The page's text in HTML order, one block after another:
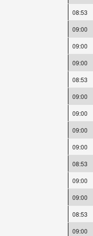
08:53
09:00
09:00
09:00
08:53
09:00
09:00
09:00
09:00
08:53
09:00
09:00
08:53
09:00